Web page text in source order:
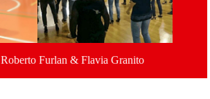
Roberto Furlan & Flavia Granito